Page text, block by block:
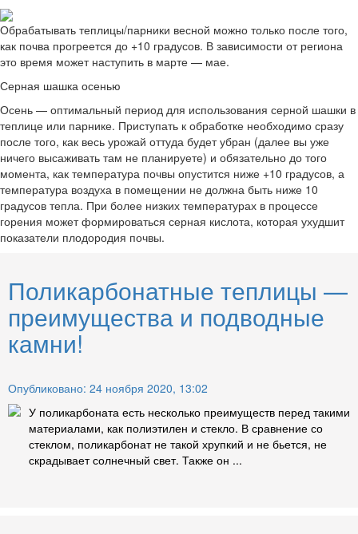
Обрабатывать теплицы/парники весной можно только после того,
как почва прогреется до +10 градусов. В зависимости от региона
это время может наступить в марте — мае.
Серная шашка осенью
Осень — оптимальный период для использования серной шашки в
теплице или парнике. Приступать к обработке необходимо сразу
после того, как весь урожай оттуда будет убран (далее вы уже
ничего высаживать там не планируете) и обязательно до того
момента, как температура почвы опустится ниже +10 градусов, а
температура воздуха в помещении не должна быть ниже 10
градусов тепла. При более низких температурах в процессе
горения может формироваться серная кислота, которая ухудшит
показатели плодородия почвы.
Поликарбонатные теплицы —
преимущества и подводные
камни!
Опубликовано: 24 ноября 2020, 13:02
У поликарбоната есть несколько преимуществ перед такими
материалами, как полиэтилен и стекло. В сравнение со
стеклом, поликарбонат не такой хрупкий и не бьется, не
скрадывает солнечный свет. Также он ...